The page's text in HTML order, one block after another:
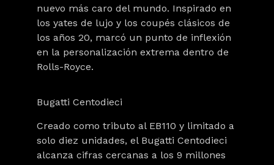
nuevo más caro del mundo. Inspirado en
los yates de lujo y los coupés clásicos de
los años 20, marcó un punto de inflexión
en la personalización extrema dentro de
Rolls-Royce.
Bugatti Centodieci
Creado como tributo al EB110 y limitado a
solo diez unidades, el Bugatti Centodieci
alcanza cifras cercanas a los 9 millones